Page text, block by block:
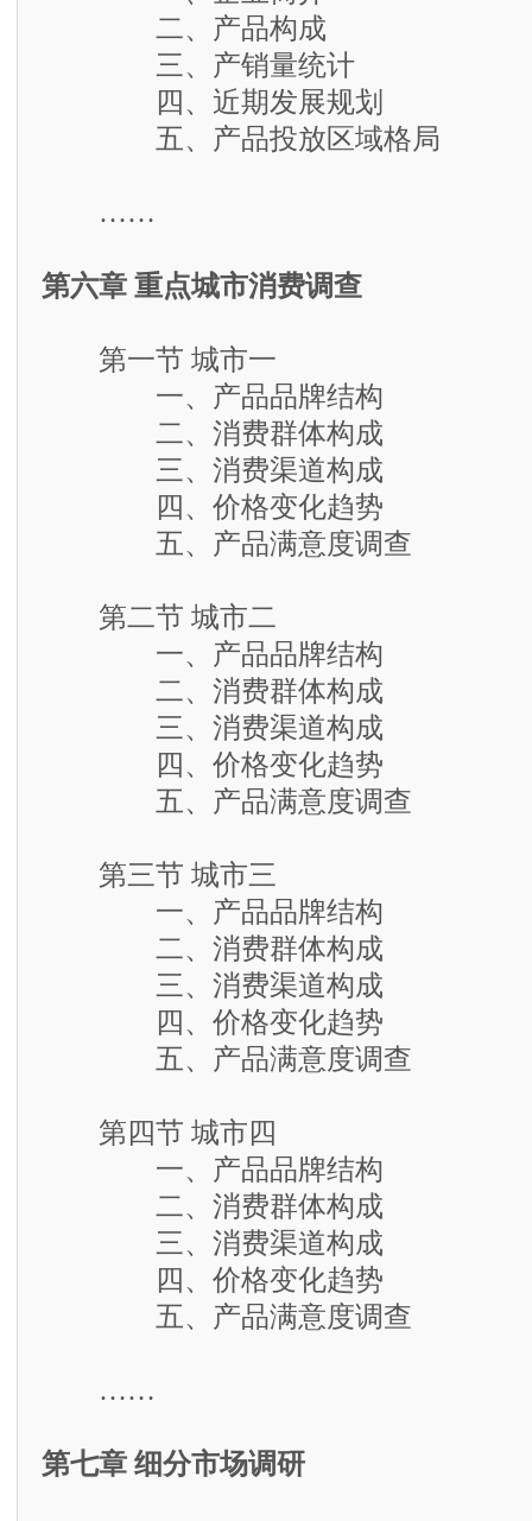
二、产品构成
三、产销量统计
四、近期发展规划
五、产品投放区域格局
……
第六章 重点城市消费调查
第一节 城市一
一、产品品牌结构
二、消费群体构成
三、消费渠道构成
四、价格变化趋势
五、产品满意度调查
第二节 城市二
一、产品品牌结构
二、消费群体构成
三、消费渠道构成
四、价格变化趋势
五、产品满意度调查
第三节 城市三
一、产品品牌结构
二、消费群体构成
三、消费渠道构成
四、价格变化趋势
五、产品满意度调查
第四节 城市四
一、产品品牌结构
二、消费群体构成
三、消费渠道构成
四、价格变化趋势
五、产品满意度调查
……
第七章 细分市场调研